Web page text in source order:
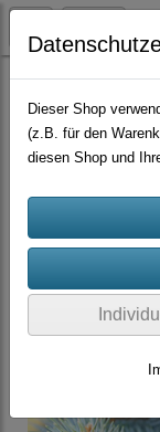
Bäume Sträucher
Dieser Shop
(z.B. für den
diesen Shop und